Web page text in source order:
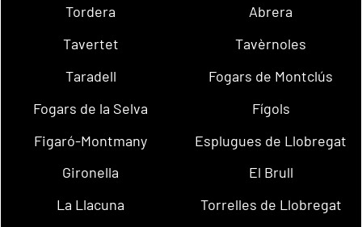
Tordera
Abrera
Tavertet
Tavèrnoles
Taradell
Fogars de Montclús
Fogars de la Selva
Fígols
Figaró-Montmany
Esplugues de Llobregat
Gironella
El Brull
La Llacuna
Torrelles de Llobregat